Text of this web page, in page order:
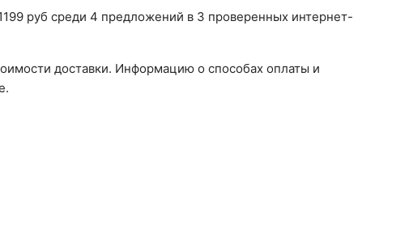
руб среди 4 предложений в 3 проверенных интернет-
доставки. Информацию о способах оплаты и